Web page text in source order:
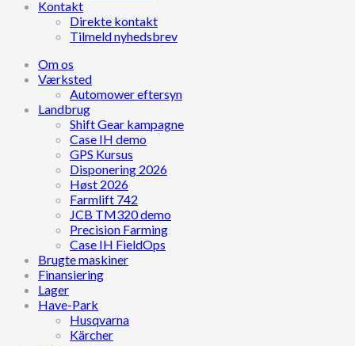
Kontakt
Direkte kontakt
Tilmeld nyhedsbrev
Om os
Værksted
Automower eftersyn
Landbrug
Shift Gear kampagne
Case IH demo
GPS Kursus
Disponering 2026
Høst 2026
Farmlift 742
JCB TM320 demo
Precision Farming
Case IH FieldOps
Brugte maskiner
Finansiering
Lager
Have-Park
Husqvarna
Kärcher